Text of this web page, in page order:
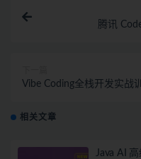
腾讯
Vibe Coding全栈开发实战
相关文章
Java AI